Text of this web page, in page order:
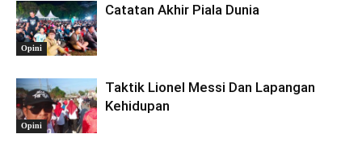
Opini
Catatan Akhir Piala Dunia
Opini
Taktik Lionel Messi Dan Lapangan
Kehidupan